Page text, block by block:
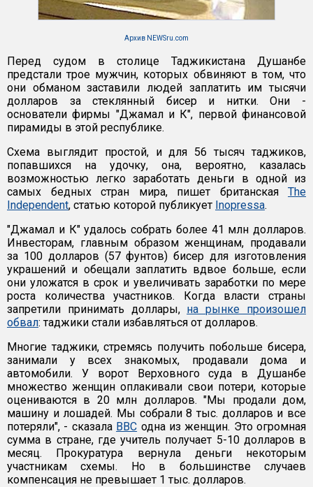
Архив NEWSru.com
Перед судом в столице Таджикистана Душанбе
предстали трое мужчин, которых обвиняют в том, что
они обманом заставили людей заплатить им тысячи
долларов за стеклянный бисер и нитки. Они -
основатели фирмы "Джамал и К", первой финансовой
пирамиды в этой республике.
Схема выглядит простой, и для 56 тысяч таджиков,
попавшихся на удочку, она, вероятно, казалась
возможностью легко заработать деньги в одной из
самых бедных стран мира, пишет британская The
Independent, статью которой публикует Inopressa.
"Джамал и К" удалось собрать более 41 млн долларов.
Инвесторам, главным образом женщинам, продавали
за 100 долларов (57 фунтов) бисер для изготовления
украшений и обещали заплатить вдвое больше, если
они уложатся в срок и увеличивать заработки по мере
роста количества участников. Когда власти страны
запретили принимать доллары, на рынке произошел
обвал: таджики стали избавляться от долларов.
Многие таджики, стремясь получить побольше бисера,
занимали у всех знакомых, продавали дома и
автомобили. У ворот Верховного суда в Душанбе
множество женщин оплакивали свои потери, которые
оцениваются в 20 млн долларов. "Мы продали дом,
машину и лошадей. Мы собрали 8 тыс. долларов и все
потеряли", - сказала BBC одна из женщин. Это огромная
сумма в стране, где учитель получает 5-10 долларов в
месяц. Прокуратура вернула деньги некоторым
участникам схемы. Но в большинстве случаев
компенсация не превышает 1 тыс. долларов.